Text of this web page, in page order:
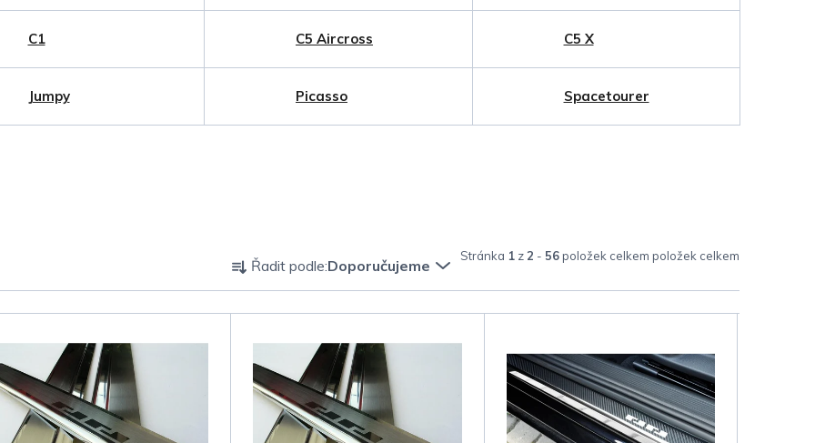
C1 C5 Aircross C5 X
Jumpy Picasso Spacetourer
Stránka 1 z 2 - 56položek celkem
Ř
a
Řadit podle:Doporučujeme